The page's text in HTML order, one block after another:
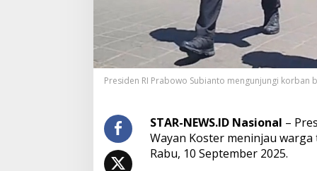
K
r
b
a
n
B
j
r
d
Presiden RI Prabowo Subianto mengunjungi korban
STAR-NEWS.ID Nasional –
Wayan Koster meninjau
Rabu, 10 September 2025.